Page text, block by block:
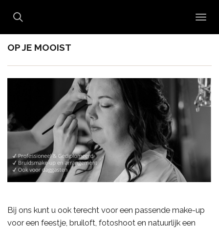
Ga
direct
naar
de
OP JE MOOIST
Bij ons kunt u ook terecht voor een passende make-up
voor een feestje, bruiloft, fotoshoot en natuurlijk een